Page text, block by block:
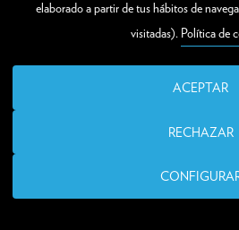
elaborado a partir de tus hábitos de
visitadas). Política de
RECHAZAR
ACEPTAR